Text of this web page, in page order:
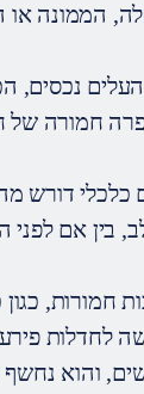
הממונה או
העלים
חמורה של
כלכלי דורש
בין אם
חמורות,
לחדלות
והוא